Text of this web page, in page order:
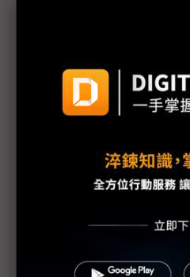
三星Galaxy Z Flip7傳搭載
出局？
Exynos 2500開發遇阻？三
Exynos 2500能否翻身 傳
三星2奈米製程邁向量產
三星Exynos 2600全力改善